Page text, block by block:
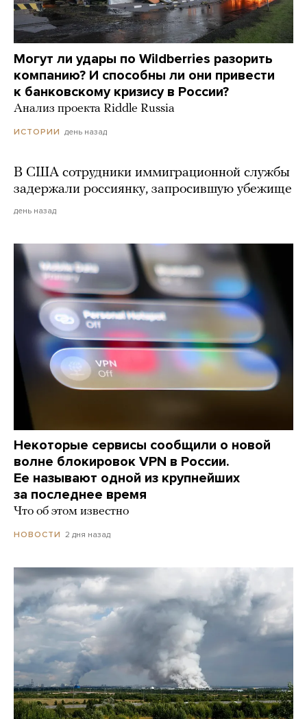
Могут ли удары по Wildberries разорить
компанию? И способны ли они привести
к банковскому кризису в России?
Анализ проекта Riddle Russia
ИСТОРИИ день назад
В США сотрудники иммиграционной службы
задержали россиянку, запросившую убежище
день назад
Некоторые сервисы сообщили о новой
волне блокировок VPN в России.
Ее называют одной из крупнейших
за последнее время
Что об этом известно
НОВОСТИ 2 дня назад